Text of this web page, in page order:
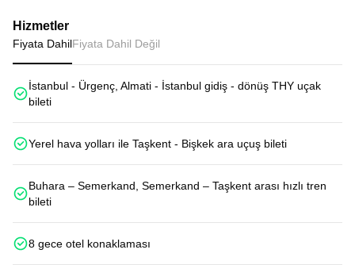
Hizmetler
Fiyata DahilFiyata Dahil Değil
İstanbul - Ürgenç, Almati - İstanbul gidiş - dönüş THY uçak
bileti
Yerel hava yolları ile Taşkent - Bişkek ara uçuş bileti
Buhara – Semerkand, Semerkand – Taşkent arası hızlı tren
bileti
8 gece otel konaklaması